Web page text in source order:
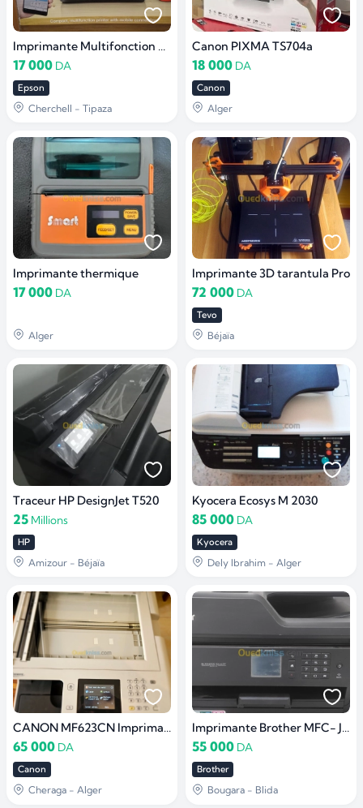
Imprimante Multifonction Epson Expression Home XP-2150
17 000 DA
Epson
Cherchell - Tipaza
Canon PIXMA TS704a
18 000 DA
Canon
Alger
Imprimante thermique
17 000 DA
Alger
Imprimante 3D tarantula Pro
72 000 DA
Tevo
Béjaïa
Traceur HP DesignJet T520
25 Millions
HP
Amizour - Béjaïa
Kyocera Ecosys M 2030
85 000 DA
Kyocera
Dely Ibrahim - Alger
CANON MF623CN Imprimante photocopieuse multifonction
65 000 DA
Canon
Cheraga - Alger
Imprimante Brother MFC- J6530DW
55 000 DA
Brother
Bougara - Blida